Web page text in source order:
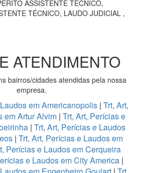
ASSISTENTE TÉCNICO,
TÉCNICO, LAUDO JUDICIAL ,
ATENDIMENTO
bairros/cidades atendidas pela nossa
empresa.
em Americanopolis | Trt, Art,
em Artur Alvim | Trt, Art, Perícias e
| Trt, Art, Perícias e Laudos
| Trt, Art, Perícias e Laudos em
Perícias e Laudos em Cerqueira
e Laudos em City America |